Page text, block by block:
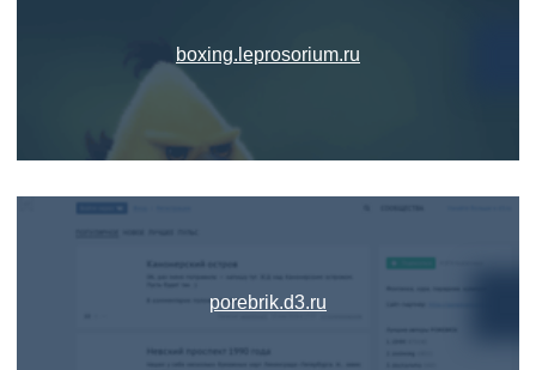
boxing.leprosorium.ru
porebrik.d3.ru